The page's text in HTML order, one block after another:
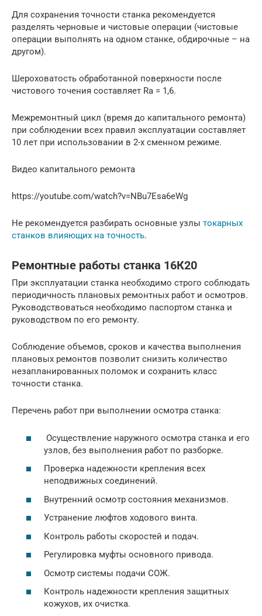
Для сохранения точности станка рекомендуется
разделять черновые и чистовые операции (чистовые
операции выполнять на одном станке, обдирочные – на
другом).
Шероховатость обработанной поверхности после
чистового точения составляет Ra = 1,6.
Межремонтный цикл (время до капитального ремонта)
при соблюдении всех правил эксплуатации составляет
10 лет при использовании в 2-х сменном режиме.
Видео капитального ремонта
https://youtube.com/watch?v=NBu7Esa6eWg
Не рекомендуется разбирать основные узлы токарных
станков влияющих на точность.
Ремонтные работы станка 16К20
При эксплуатации станка необходимо строго соблюдать
периодичность плановых ремонтных работ и осмотров.
Руководствоваться необходимо паспортом станка и
руководством по его ремонту.
Соблюдение объемов, сроков и качества выполнения
плановых ремонтов позволит снизить количество
незапланированных поломок и сохранить класс
точности станка.
Перечень работ при выполнении осмотра станка:
Осуществление наружного осмотра станка и его
узлов, без выполнения работ по разборке.
Проверка надежности крепления всех
неподвижных соединений.
Внутренний осмотр состояния механизмов.
Устранение люфтов ходового винта.
Контроль работы скоростей и подач.
Регулировка муфты основного привода.
Осмотр системы подачи СОЖ.
Контроль надежности крепления защитных
кожухов, их очистка.